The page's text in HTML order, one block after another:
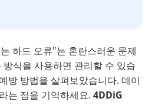
하드 오류"는 혼란스러운 문제
식을 사용하면 관리할 수 있습
방 방법을 살펴보았습니다. 데이
는 점을 기억하세요. 4DDiG